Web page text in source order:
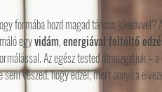
formába hozd magad táncos
egyvidám,energiával feltöltő
Az egész tested átmozgatjuk –
sem veszed, hogy edzel, mert annyira